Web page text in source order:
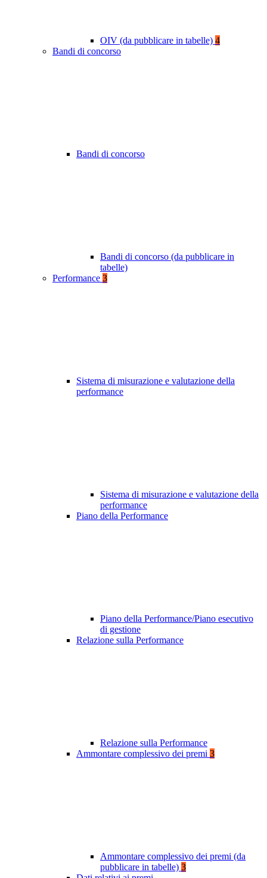
OIV (da pubblicare in tabelle) 4
Bandi di concorso
Bandi di concorso
Bandi di concorso (da pubblicare in
tabelle)
Performance 3
Sistema di misurazione e valutazione della
performance
Sistema di misurazione e valutazione della
performance
Piano della Performance
Piano della Performance/Piano esecutivo
di gestione
Relazione sulla Performance
Relazione sulla Performance
Ammontare complessivo dei premi 3
Ammontare complessivo dei premi (da
pubblicare in tabelle) 3